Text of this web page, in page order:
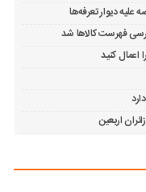
علیه دیوار تعرفه‌ها
فهرست کالاها شد
اعمال کنید
اربعین